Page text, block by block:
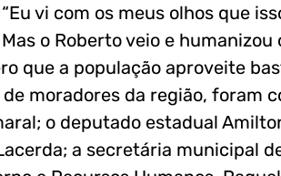
vi com os meus olhos que
o Roberto veio e
que a população aproveite
moradores da região, foram
o deputado estadual
a secretária municipal